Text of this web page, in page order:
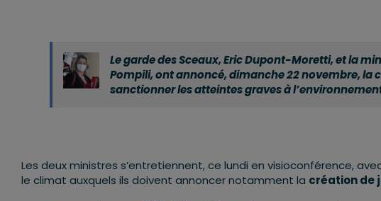
Le garde des Sceaux, Eric Dupont-Moretti, et la
Pompili, ont annoncé, dimanche 22 novembre, la
sanctionner les atteintes graves à
Les deux ministres s’entretiennent, ce lundi en visioconférence,
le climat auxquels ils doivent annoncer notamment la création de